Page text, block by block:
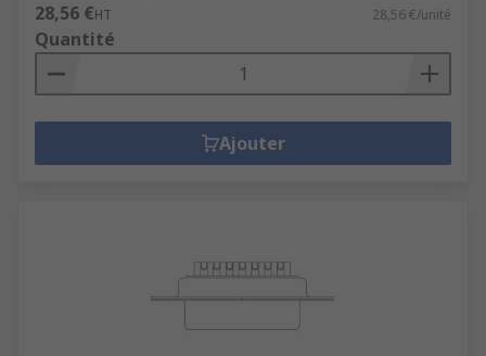
28,56 €HT 28,56 €/unité
Quantité
Ajouter